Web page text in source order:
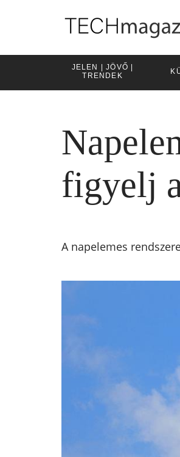
JELEN | JÖVŐ |
TRENDEK
figyelj
A napelemes